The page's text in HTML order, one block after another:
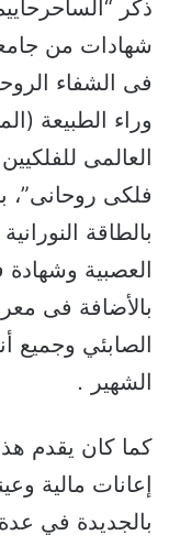
ذكر
شهادات من
فى الشفاء
وراء الطبيعة
العالمى
فلكى روحانى”،
بالطاقة
العصبية
بالأضافة فى
الصابئي وجميع
الشهير .
كما كان يقدم
إعانات مالية
بالجديدة في